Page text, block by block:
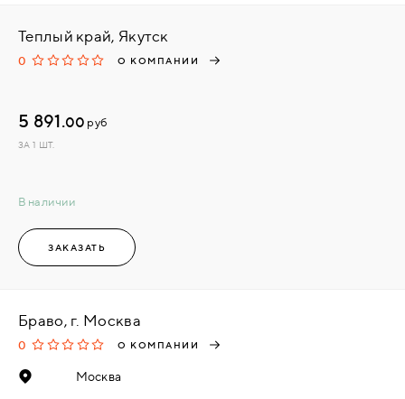
Теплый край, Якутск
0 О КОМПАНИИ
В наличии
5 891.00 руб
ЗА 1 ШТ.
ЗАКАЗАТЬ
Браво, г. Москва
0 О КОМПАНИИ
Москва